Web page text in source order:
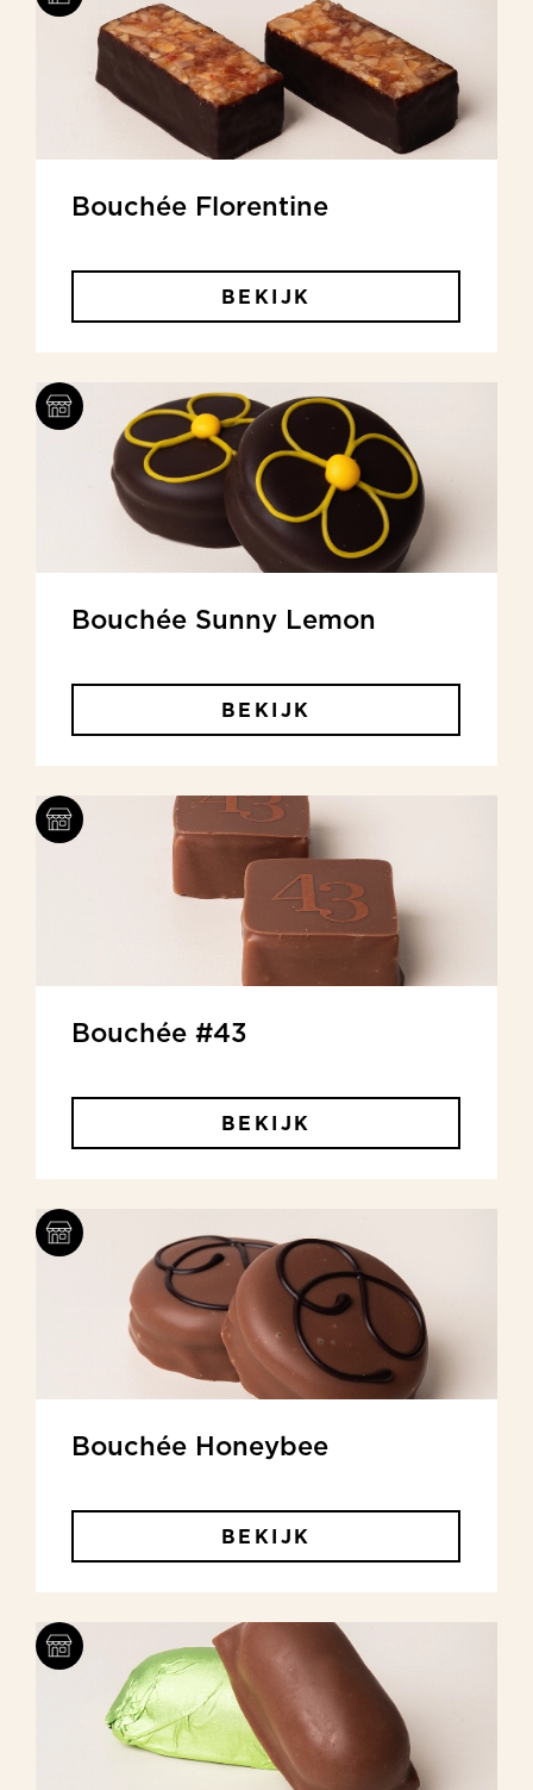
Bouchée Florentine
BEKIJK
Bouchée Sunny Lemon
BEKIJK
Bouchée #43
BEKIJK
Bouchée Honeybee
BEKIJK